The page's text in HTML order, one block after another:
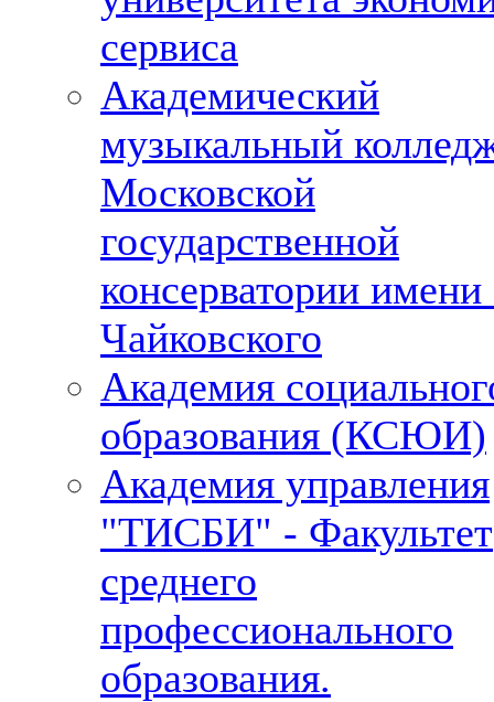
сервиса
Академический
музыкальный
Московской
государственной
консерватории
Чайковского
Академия
образования (КСЮИ)
Академия управления
"ТИСБИ" - Факультет
среднего
профессионального
образования.